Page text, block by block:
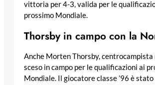
vittoria per 4-3, valida per le
prossimo Mondiale.
Thorsby in campo con la
Anche Morten Thorsby, centrocampista
sceso in campo per le qualificazioni ai
Mondiale. Il giocatore classe ’96 è